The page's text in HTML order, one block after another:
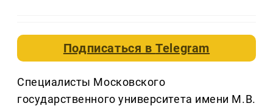
Подписаться вTelegram
Специалисты Московского
государственного университета имени М.В.